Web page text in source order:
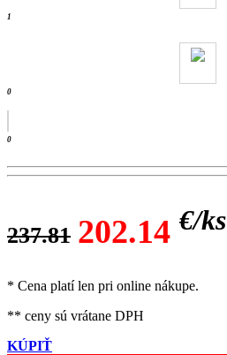
1
0
0
237.81 202.14 €/ks
* Cena platí len pri online nákupe.
** ceny sú vrátane DPH
KÚPIŤ